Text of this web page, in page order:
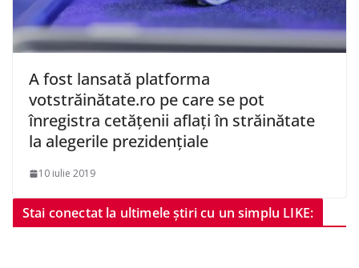
A fost lansată platforma
votstrăinătate.ro pe care se pot
înregistra cetăţenii aflaţi în străinătate
la alegerile prezidenţiale
10 iulie 2019
Stai conectat la ultimele știri cu un simplu LIKE: